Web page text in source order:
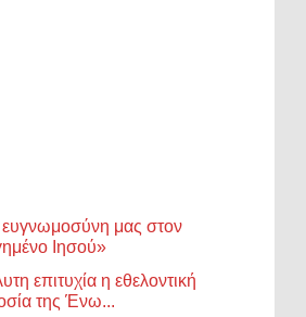
μας στον
Ιησού»
επιτυχία η εθελοντική
της Ένω...